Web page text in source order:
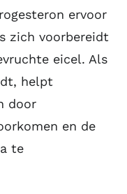
ervoor
zich voorbereidt
eicel. Als
helpt
door
en de
te